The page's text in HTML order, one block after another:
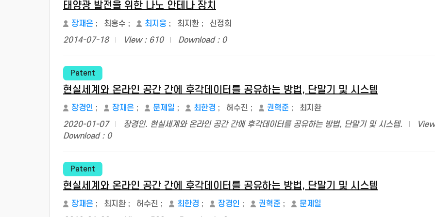
태양광 발전을 위한 나노 안테나 장치
장재은 ; 최홍수 ; 최지웅 ; 최지환 ;
신정희
2014-07-18
View : 610 Download : 0
Patent
현실세계와 온라인 공간 간에 후각데이터를 공유하는 방법, 단말기 및 시스템
장경인 ; 장재은 ; 문제일 ; 최한경 ; 허수진 ; 권혁준 ;
최지환
2020-01-07
장경인. 현실세계와 온라인 공간 간에 후각데이터를 공유하는 방법, 단말기 및 시스템.
Download : 0
Patent
현실세계와 온라인 공간 간에 후각데이터를 공유하는 방법, 단말기 및 시스템
장재은 ; 최지환 ; 허수진 ; 최한경 ; 장경인 ; 권혁준 ;
문제일